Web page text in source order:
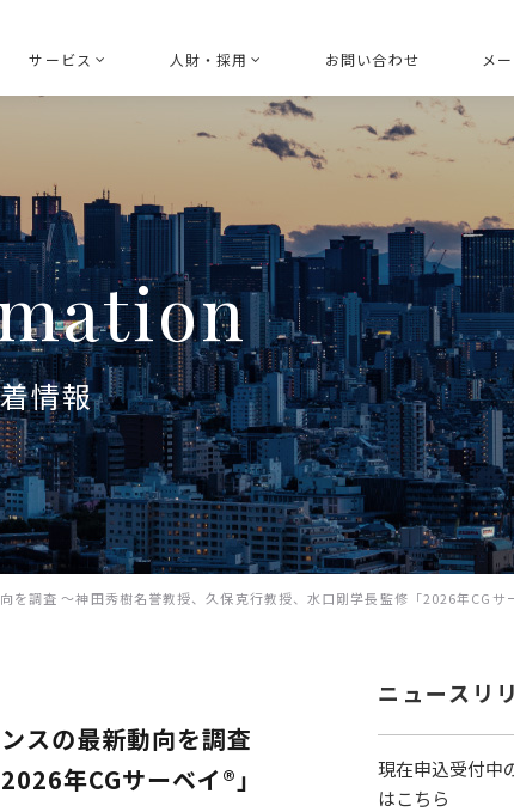
セージ
リーボード
サービス
ボード（取締役会）ガバナンスコンサルティング
指名ガバナンスコンサルティング
報酬ガバナンスコンサルティング
サステナビリティガバナンスコンサルティング
コーポレートセクレタリー
経営執行支援
人財・採用
HRGLのDE&I
お問い合わせ メ
情報
を調査 〜神田秀樹名誉教授、久保克行教授、水口剛学長監修「2026年CGサ
スの最新動向を調査
年CGサーベイ®」
ニュースリ
現在申込受付中
はこちら